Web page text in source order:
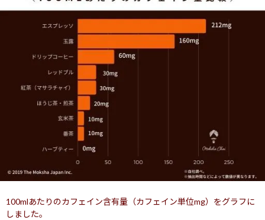
100mlあたりのカフェイン含有量（カフェイン単位mg）をグラフに
しました。